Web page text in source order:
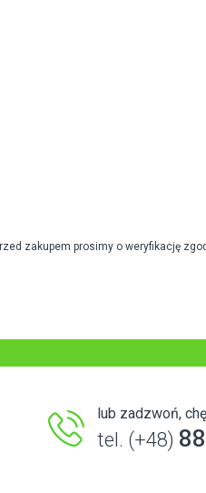
zakupem prosimy o weryfikację
lub zadzwoń,
tel. (+48)